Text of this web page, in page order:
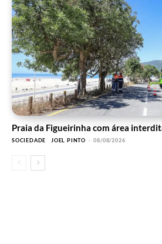
Praia da Figueirinha com área
SOCIEDADE JOEL PINTO - 08/08/2026